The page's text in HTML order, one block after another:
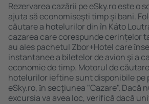
Rezervarea cazării pe eSky.ro este o
ajuta să economiseşti timp și bani.
căutare a hotelurilor din în Káto
cazarea care corespunde cerințelor
au ales pachetul Zbor+Hotel care
instantanee a biletelor de avion şi a
economie de timp. Motorul de
hotelurilor ieftine sunt disponibile pe
eSky.ro, ȋn secţiunea "Cazare". Dacă
excursia va avea loc, verifică dacă